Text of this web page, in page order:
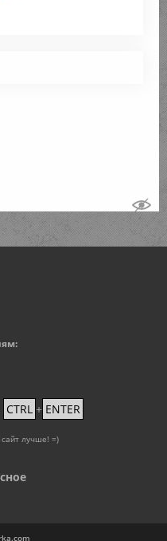
CTRL + ENTER
лучше! =)